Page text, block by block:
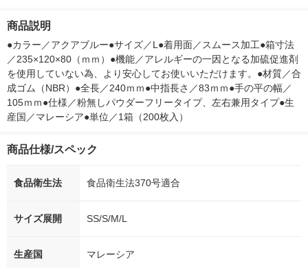
シ） オリジナル
オリジナル
商品説明
●カラー／アクアブルー●サイズ／L●着用面／スムース加工●箱寸法
／235×120×80（ｍｍ）●機能／アレルギーの一因となる加硫促進剤
を使用していない為、より安心してお使いいただけます。●材質／合
成ゴム（NBR）●全長／240ｍｍ●中指長さ／83ｍｍ●手の平の幅／
105ｍｍ●仕様／粉無しパウダーフリータイプ、左右兼用タイプ●生
産国／マレーシア●単位／1箱（200枚入）
商品仕様/スペック
食品衛生法 食品衛生法370号適合
サイズ展開 SS/S/M/L
生産国 マレーシア